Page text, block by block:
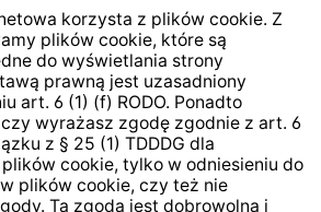
kontrahentów
informacyjna strony
internetowej
podatkowa
nieprawidłowości